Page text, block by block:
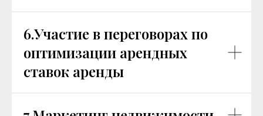
6.Участие в переговорах по
оптимизации арендных
ставок аренды